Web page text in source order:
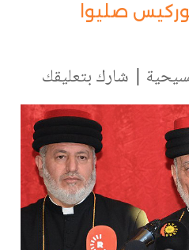
صليوا
| شارك بتعليقك